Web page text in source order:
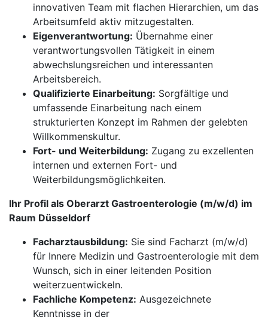
innovativen Team mit flachen Hierarchien, um das
Arbeitsumfeld aktiv mitzugestalten.
Eigenverantwortung: Übernahme einer
verantwortungsvollen Tätigkeit in einem
abwechslungsreichen und interessanten
Arbeitsbereich.
Qualifizierte Einarbeitung: Sorgfältige und
umfassende Einarbeitung nach einem
strukturierten Konzept im Rahmen der gelebten
Willkommenskultur.
Fort- und Weiterbildung: Zugang zu exzellenten
internen und externen Fort- und
Weiterbildungsmöglichkeiten.
Ihr Profil als Oberarzt Gastroenterologie (m/w/d) im
Raum Düsseldorf
Facharztausbildung: Sie sind Facharzt (m/w/d)
für Innere Medizin und Gastroenterologie mit dem
Wunsch, sich in einer leitenden Position
weiterzuentwickeln.
Fachliche Kompetenz: Ausgezeichnete
Kenntnisse in der